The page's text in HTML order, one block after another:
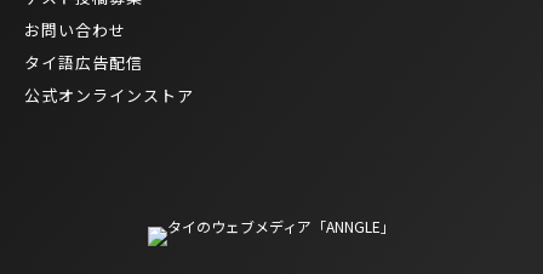
お問い合わせ
タイ語広告配信
公式オンラインストア